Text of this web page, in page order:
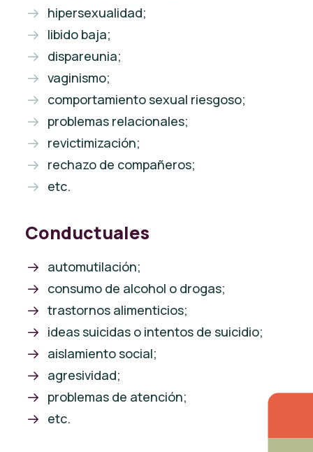
hipersexualidad;
libido baja;
dispareunia;
vaginismo;
comportamiento sexual riesgoso;
problemas relacionales;
revictimización;
rechazo de compañeros;
etc.
Conductuales
automutilación;
consumo de alcohol o drogas;
trastornos alimenticios;
ideas suicidas o intentos de suicidio;
aislamiento social;
agresividad;
problemas de atención;
etc.